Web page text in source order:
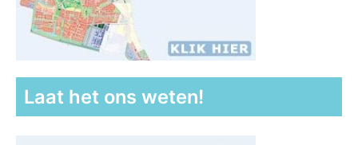
Laat het ons weten!